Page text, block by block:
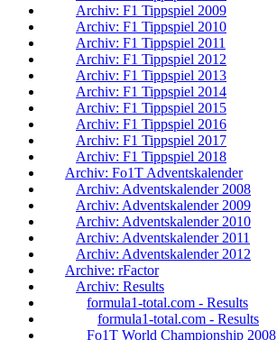
Archiv: F1 Tippspiel 2009
Archiv: F1 Tippspiel 2010
Archiv: F1 Tippspiel 2011
Archiv: F1 Tippspiel 2012
Archiv: F1 Tippspiel 2013
Archiv: F1 Tippspiel 2014
Archiv: F1 Tippspiel 2015
Archiv: F1 Tippspiel 2016
Archiv: F1 Tippspiel 2017
Archiv: F1 Tippspiel 2018
Archiv: Fo1T Adventskalender
Archiv: Adventskalender 2008
Archiv: Adventskalender 2009
Archiv: Adventskalender 2010
Archiv: Adventskalender 2011
Archiv: Adventskalender 2012
Archive: rFactor
Archiv: Results
formula1-total.com - Results
formula1-total.com - Results
Fo1T World Championship 2008